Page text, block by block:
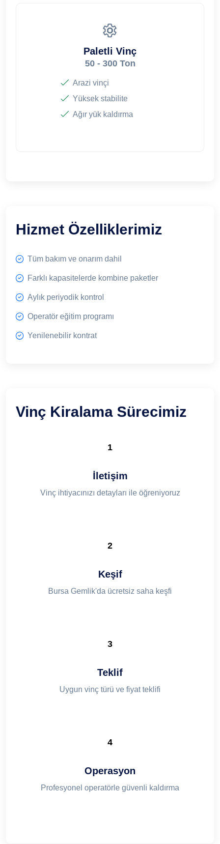
Paletli Vinç
50 - 300 Ton
Arazi vinçi
Yüksek stabilite
Ağır yük kaldırma
Hizmet Özelliklerimiz
Tüm bakım ve onarım dahil
Farklı kapasitelerde kombine paketler
Aylık periyodik kontrol
Operatör eğitim programı
Yenilenebilir kontrat
Vinç Kiralama Sürecimiz
1
İletişim
Vinç ihtiyacınızı detayları ile öğreniyoruz
2
Keşif
Bursa Gemlik'da ücretsiz saha keşfi
3
Teklif
Uygun vinç türü ve fiyat teklifi
4
Operasyon
Profesyonel operatörle güvenli kaldırma